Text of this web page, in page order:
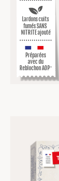
Préparées
avec du
Reblochon AOP*
Lardons cuits
fumés SANS
NITRITE ajouté